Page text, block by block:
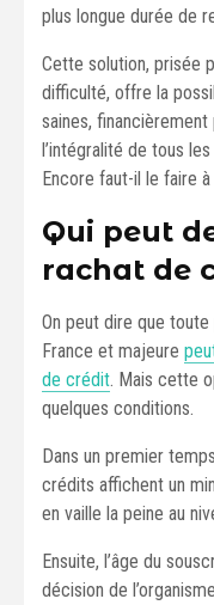
plus longue durée de
Cette solution, prisée
difficulté, offre la
saines,
l’intégralité de tous
Encore faut-il le faire
Qui peut
rachat de
On peut dire que
France et majeure
de crédit. Mais cette
quelques conditions.
Dans un premier
crédits affichent un
en vaille la peine au
Ensuite, l’âge du
décision de